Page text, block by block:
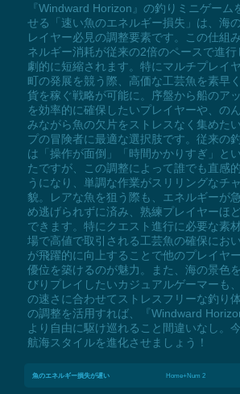
『Windward Horizon』の釣りミニゲーム
せる「速い魚のエネルギー損失」は、海
レイヤー必見の調整要素です。この仕組
ネルギー消耗が従来の2倍のペースで進
劇的に短縮されます。特にマルチプレイ
町の発展を競う際、高価な工芸魚を素早
貨を稼ぐ戦略が可能に。序盤から船のア
を効率的に確保したいプレイヤーや、の
みながら魚の欠片をストレスなく集めた
プの冒険者に最適な選択肢です。従来の
は「操作が面倒」「時間かかりすぎ」と
たですが、この調整によって誰でも直感
うになり、単調な作業がスリリングなチ
貌。レアな魚を狙う際も、エネルギーが
め逃げられずに済み、熟練プレイヤーほ
できます。特にクエスト進行に必要な素
場で高値で取引される工芸魚の確保にお
が飛躍的に向上することで他のプレイヤ
優位を築けるのが魅力。また、海の景色
びりプレイしたいカジュアルゲーマーも
の速さに合わせてストレスフリーな釣り
の調整を活用すれば、『Windward
より自由に駆け巡れること間違いなし。
航海スタイルを進化させましょう！
魚のエネルギー損失が遅い Home+Num 2